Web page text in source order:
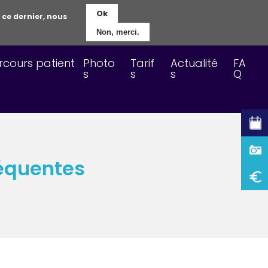
dernier, nous
Ok
Non, merci.
Nous trouver
patient Photo
s
Tarif
s
Actualité
s
FA
Q